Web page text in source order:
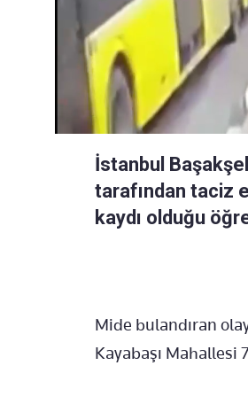
İstanbul
tarafından taciz
kaydı olduğu
Mide bulandıran
Kayabaşı Mahallesi